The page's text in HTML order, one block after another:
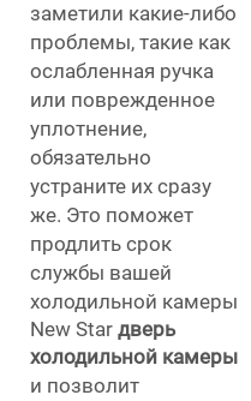
заметили какие-либо
проблемы, такие как
ослабленная ручка
или поврежденное
уплотнение,
обязательно
устраните их сразу
же. Это поможет
продлить срок
службы вашей
холодильной камеры
New Star дверь
холодильной камеры
и позволит